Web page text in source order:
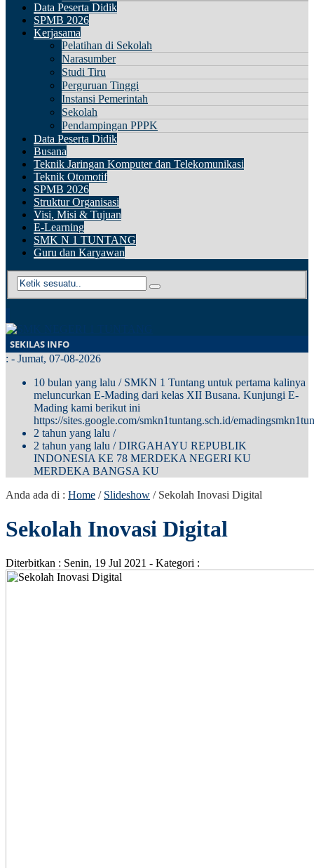
Data Peserta Didik
SPMB 2026
Kerjasama
Pelatihan di Sekolah
Narasumber
Studi Tiru
Perguruan Tinggi
Instansi Pemerintah
Sekolah
Pendampingan PPPK
Data Peserta Didik
Busana
Teknik Jaringan Komputer dan Telekomunikasi
Teknik Otomotif
SPMB 2026
Struktur Organisasi
Visi, Misi & Tujuan
E-Learning
SMK N 1 TUNTANG
Guru dan Karyawan
SEKILAS INFO
: - Jumat, 07-08-2026
10 bulan yang lalu / SMKN 1 Tuntang untuk pertama kalinya
meluncurkan E-Mading dari kelas XII Busana. Kunjungi E-
Mading kami berikut ini
https://sites.google.com/smkn1tuntang.sch.id/
2 tahun yang lalu /
2 tahun yang lalu / DIRGAHAYU REPUBLIK
INDONESIA KE 78 MERDEKA NEGERI KU
MERDEKA BANGSA KU
Anda ada di : Home / Slideshow / Sekolah Inovasi Digital
Sekolah Inovasi Digital
Diterbitkan : Senin, 19 Jul 2021 - Kategori :